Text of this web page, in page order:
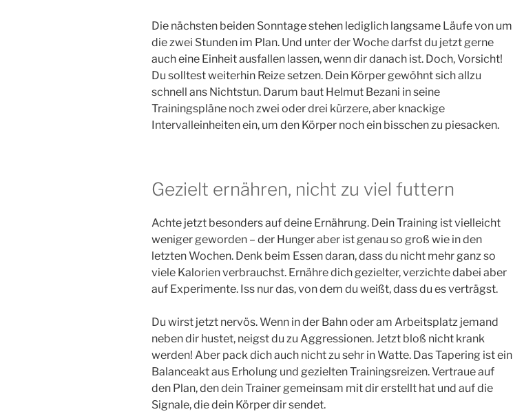
Die nächsten beiden Sonntage stehen lediglich langsame Läufe von um
die zwei Stunden im Plan. Und unter der Woche darfst du jetzt gerne
auch eine Einheit ausfallen lassen, wenn dir danach ist. Doch, Vorsicht!
Du solltest weiterhin Reize setzen. Dein Körper gewöhnt sich allzu
schnell ans Nichtstun. Darum baut Helmut Bezani in seine
Trainingspläne noch zwei oder drei kürzere, aber knackige
Intervalleinheiten ein, um den Körper noch ein bisschen zu piesacken.
Gezielt ernähren, nicht zu viel futtern
Achte jetzt besonders auf deine Ernährung. Dein Training ist vielleicht
weniger geworden – der Hunger aber ist genau so groß wie in den
letzten Wochen. Denk beim Essen daran, dass du nicht mehr ganz so
viele Kalorien verbrauchst. Ernähre dich gezielter, verzichte dabei aber
auf Experimente. Iss nur das, von dem du weißt, dass du es verträgst.
Du wirst jetzt nervös. Wenn in der Bahn oder am Arbeitsplatz jemand
neben dir hustet, neigst du zu Aggressionen. Jetzt bloß nicht krank
werden! Aber pack dich auch nicht zu sehr in Watte. Das Tapering ist ein
Balanceakt aus Erholung und gezielten Trainingsreizen. Vertraue auf
den Plan, den dein Trainer gemeinsam mit dir erstellt hat und auf die
Signale, die dein Körper dir sendet.